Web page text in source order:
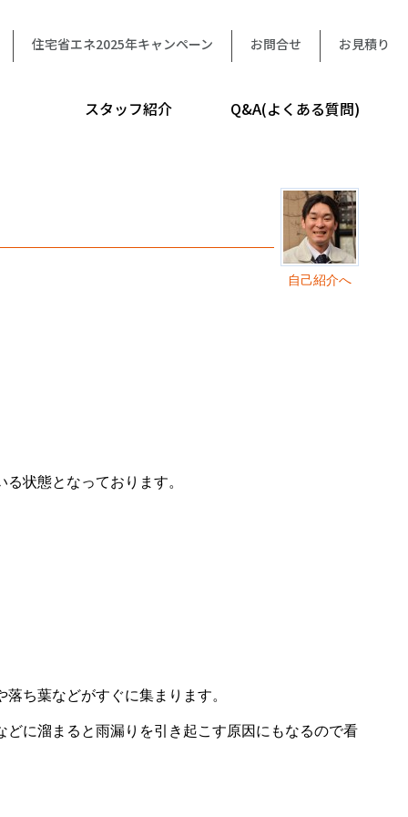
住宅省エネ2025年キャンペーン お問合せ お見積り
スタッフ紹介 Q&A(よくある質問)
自己紹介へ
状態となっております。
ち葉などがすぐに集まります。
に溜まると雨漏りを引き起こす原因にもなるので看